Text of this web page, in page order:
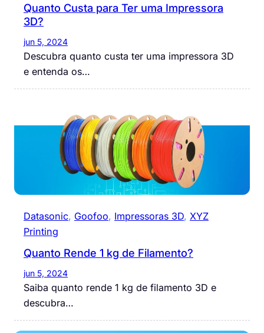
Quanto Custa para Ter uma Impressora
3D?
jun 5, 2024
Descubra quanto custa ter uma impressora 3D
e entenda os…
Datasonic, Goofoo, Impressoras 3D, XYZ
Printing
Quanto Rende 1 kg de Filamento?
jun 5, 2024
Saiba quanto rende 1 kg de filamento 3D e
descubra…